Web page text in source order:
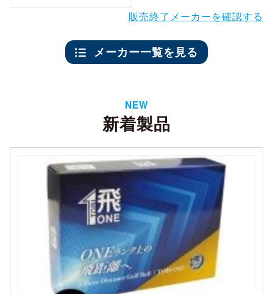
販売終了メーカーを確認する
メーカー一覧を見る
NEW
新着製品